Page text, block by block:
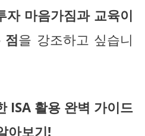
자 마음가짐과 교육이
점을 강조하고 싶습니
ISA 활용 완벽 가이드
아보기!